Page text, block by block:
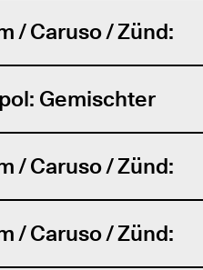
/ Caruso / Zünd:
Gemischter
/ Caruso / Zünd:
/ Caruso / Zünd: